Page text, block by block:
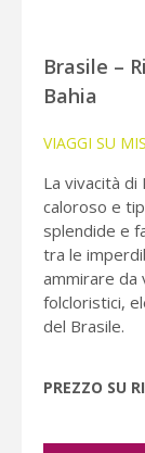
Brasile –
Bahia
VIAGGI SU
La vivacità di
caloroso e
splendide e
tra le
ammirare da
folcloristici,
del Brasile.
PREZZO SU